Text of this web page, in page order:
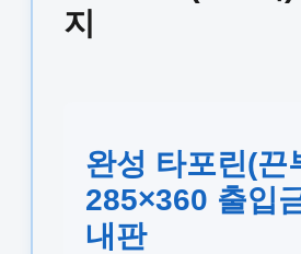
지
완성 타포린(끈
285×360 출입
내판